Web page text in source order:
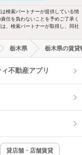
検索パートナーが提供している情
任を負わないことを予めご了承く
、検索パートナーが取得し、同社
栃木県 栃木県の賃貸
不動産アプリ
貸店舗・店舗賃貸